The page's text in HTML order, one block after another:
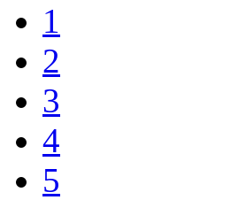
1
2
3
4
5